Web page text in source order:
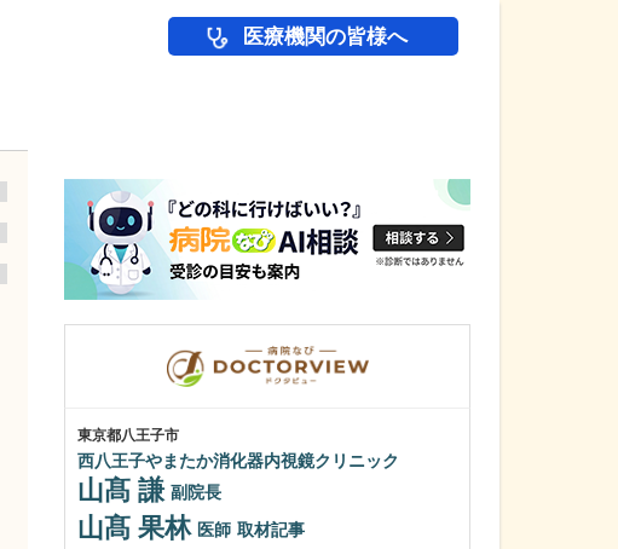
医療機関の皆様へ
東京都八王子市
西八王子やまたか消化器内視鏡クリニック
山髙 謙 副院長
山髙 果林 医師 取材記事